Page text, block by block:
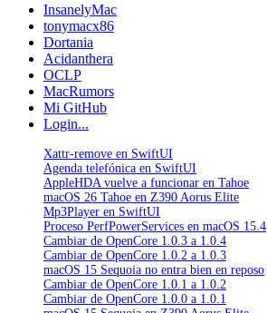
InsanelyMac
tonymacx86
Dortania
Acidanthera
OCLP
MacRumors
Mi GitHub
Login...
Xattr-remove en SwiftUI
Agenda telefónica en SwiftUI
AppleHDA vuelve a funcionar en Tahoe
macOS 26 Tahoe en Z390 Aorus Elite
Mp3Player en SwiftUI
Proceso PerfPowerServices en macOS 15.4
Cambiar de OpenCore 1.0.3 a 1.0.4
Cambiar de OpenCore 1.0.2 a 1.0.3
macOS 15 Sequoia no entra bien en reposo
Cambiar de OpenCore 1.0.1 a 1.0.2
Cambiar de OpenCore 1.0.0 a 1.0.1